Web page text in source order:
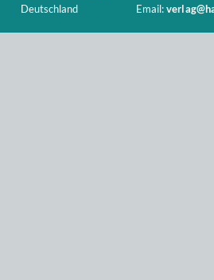
Deutschland
Email: